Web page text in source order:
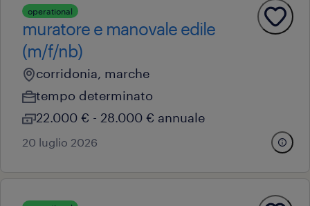
operational
muratore e manovale edile
(m/f/nb)
corridonia, marche
tempo determinato
22.000 € - 28.000 € annuale
20 luglio 2026